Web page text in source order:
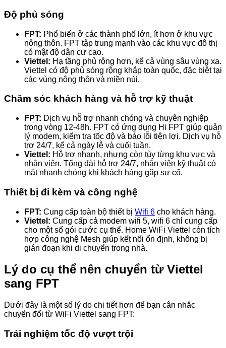
Độ phủ sóng
FPT: Phổ biến ở các thành phố lớn, ít hơn ở khu vực
nông thôn. FPT tập trung mạnh vào các khu vực đô thị
có mật độ dân cư cao.
Viettel: Hạ tầng phủ rộng hơn, kể cả vùng sâu vùng xa.
Viettel có độ phủ sóng rộng khắp toàn quốc, đặc biệt tại
các vùng nông thôn và miền núi.
Chăm sóc khách hàng và hỗ trợ kỹ thuật
FPT: Dịch vụ hỗ trợ nhanh chóng và chuyên nghiệp
trong vòng 12-48h. FPT có ứng dụng Hi FPT giúp quản
lý modem, kiểm tra tốc độ và báo lỗi tiện lợi. Dịch vụ hỗ
trợ 24/7, kể cả ngày lễ và cuối tuần.
Viettel: Hỗ trợ nhanh, nhưng còn tùy từng khu vực và
nhân viên. Tổng đài hỗ trợ 24/7, nhân viên kỹ thuật có
mặt nhanh chóng khi khách hàng gặp sự cố.
Thiết bị đi kèm và công nghệ
FPT: Cung cấp toàn bộ thiết bị Wifi 6 cho khách hàng.
Viettel: Cung cấp cả modem wifi 5, wifi 6 chỉ cung cấp
cho một số gói cước cụ thể. Home WiFi Viettel còn tích
hợp công nghệ Mesh giúp kết nối ổn định, không bị
gián đoạn khi di chuyển trong nhà.
Lý do cụ thể nên chuyển từ Viettel
sang FPT
Dưới đây là một số lý do chi tiết hơn để bạn cân nhắc
chuyển đổi từ WiFi Viettel sang FPT:
Trải nghiệm tốc độ vượt trội